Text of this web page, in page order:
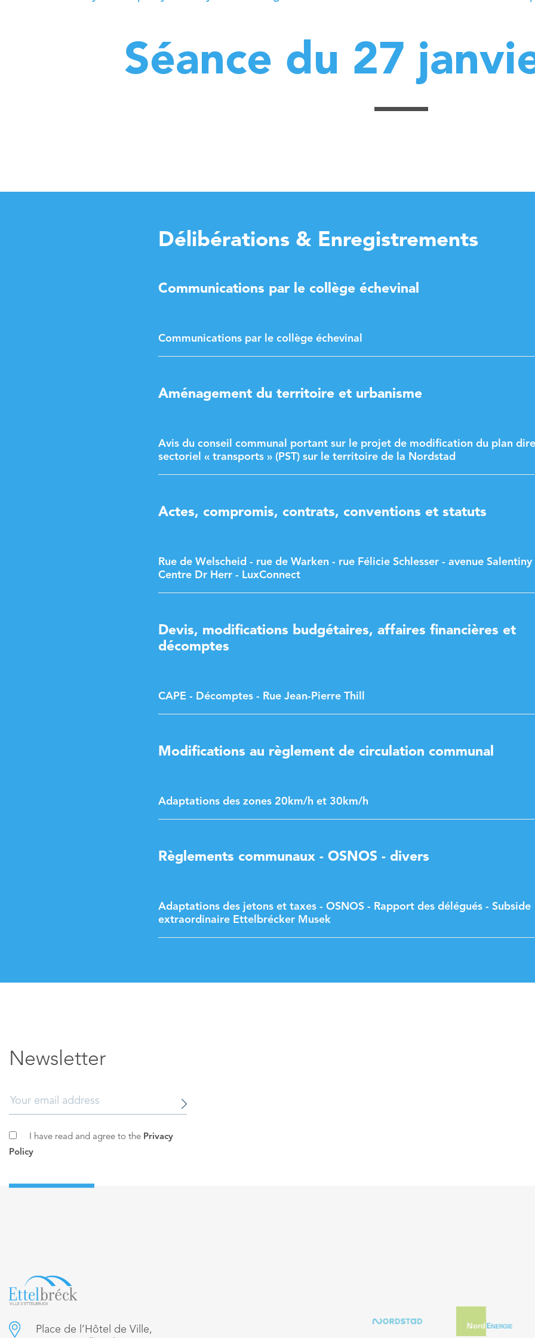
Séance du 27
Délibérations & Enregistrements
Communications par le collège échevinal
Communications par le collège échevinal
Aménagement du territoire et urbanisme
Avis du conseil communal portant sur le projet de modification du plan
sectoriel « transports » (PST) sur le territoire de la Nordstad
Actes, compromis, contrats, conventions et statuts
Rue de Welscheid - rue de Warken - rue Félicie Schlesser - avenue Salentiny
Centre Dr Herr - LuxConnect
Devis, modifications budgétaires, affaires financières et
décomptes
CAPE - Décomptes - Rue Jean-Pierre Thill
Modifications au règlement de circulation communal
Adaptations des zones 20km/h et 30km/h
Règlements communaux - OSNOS - divers
Adaptations des jetons et taxes - OSNOS - Rapport des délégués - Subside
extraordinaire Ettelbrécker Musek
Newsletter
I have read and agree to the Privacy
Policy
Place de l’Hôtel de Ville,